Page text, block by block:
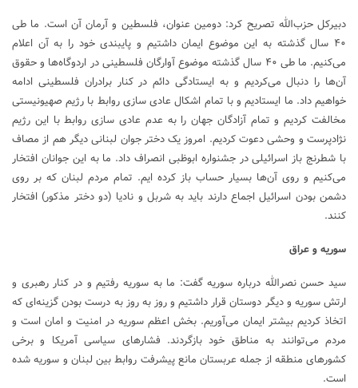
دبیرکل حزب‌الله تصریح کرد: دومین عنوان، فلسطین و آرمان آن است. ما طی
۴۰ سال گذشته به این موضوع ایمان داشتیم و پایبندی خود را به آن اعلام
می‌کنیم. ما طی ۴۰ سال گذشته موضوع آوارگان فلسطینی در اردوگاه‌ها و حقوق
آن‌ها را دنبال می‌کردیم و به ایستادگی دائم در کنار برادران فلسطینی ادامه
خواهیم داد. ما ایستادیم و با تمام اشکال عادی سازی روابط با رژیم صهیونیستی
مخالفت کردیم و تمام آزادگان جهان را به عدم عادی سازی روابط با این رژیم
نژادپرست و وحشی دعوت کردیم. امروز یک دختر جوان لبنانی دیگر هم از مصاف
با شطرنج باز اسرائیلی در جشنواره ابوظبی انصراف داد. ما به این جوانان افتخار
می‌کنیم و روی آن‌ها بسیار حساب باز کرده ایم. تمام مردم لبنان که بر روی
دشمن بودن اسرائیل اجماع دارند باید به شربل و نادیا (دو دختر مذکور) افتخار
کنند.
سوریه و عراق
سید حسن نصرالله درباره سوریه گفت: ما به سوریه رفتیم و در کنار رهبری و
ارتش سوریه و دیگر دوستان قرار داشتیم و روز به روز به درست بودن گزینه‌ای که
اتخاذ کردیم بیشتر ایمان می‌آوریم. بخش اعظم سوریه در امنیت و امان است و
مردم می‌توانند به مناطق خود بازگردند. فشار‌های سیاسی آمریکا و برخی
کشور‌های منطقه از جمله عربستان مانع پیشرفت روابط بین لبنان و سوریه شده
است.